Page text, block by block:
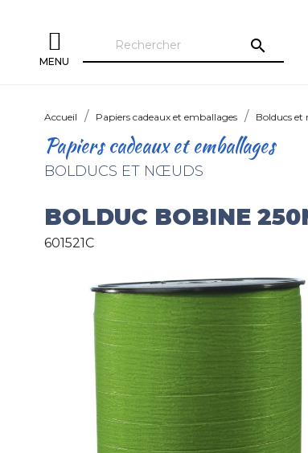
MENU
search
Accueil Papiers cadeaux et emballages Bolducs
Papiers cadeaux et emballages
BOLDUCS ET NŒUDS
BOLDUC BOBINE
601521C